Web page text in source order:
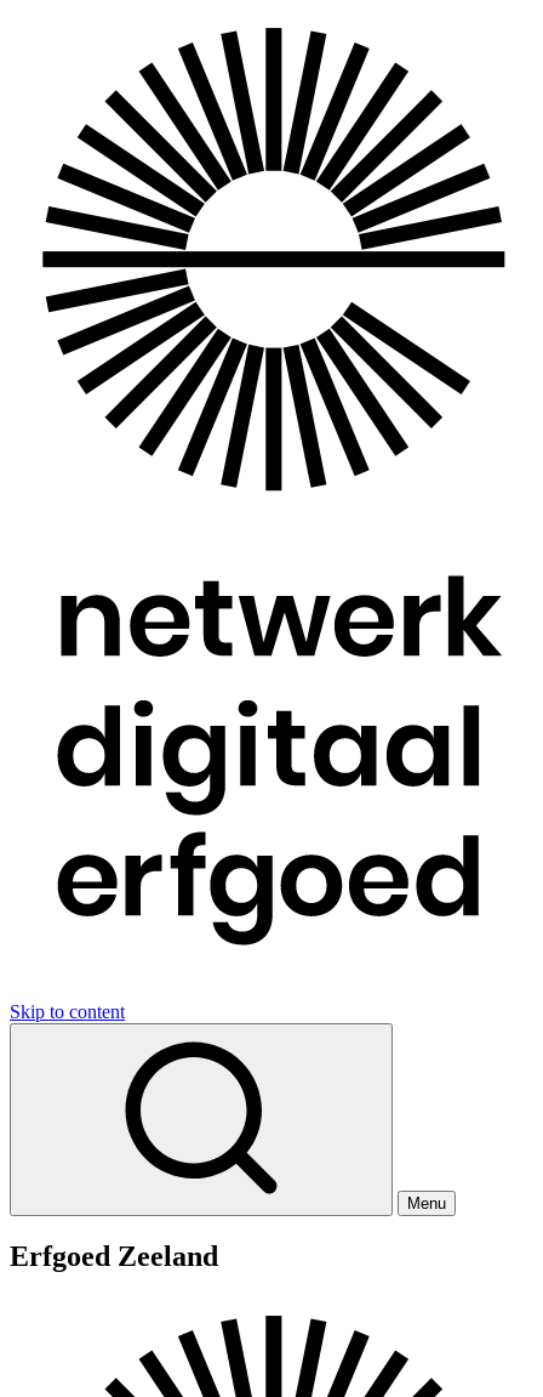
Skip to content
Menu
Erfgoed Zeeland